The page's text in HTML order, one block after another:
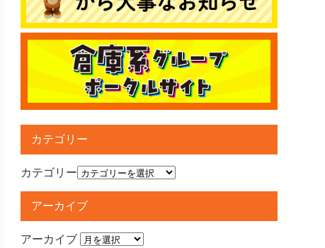
カテゴリー
カテゴリー
アーカイブ
アーカイブ